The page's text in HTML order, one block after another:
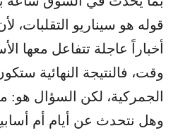
قوله هو سيناريو التقلبات،
أخباراً عاجلة تتفاعل معها
وقت، فالنتيجة النهائية
الجمركية، لكن السؤال
وهل نتحدث عن أيام أم